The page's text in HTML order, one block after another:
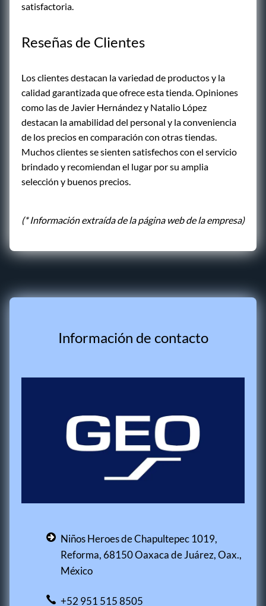
satisfactoria.
Reseñas de Clientes
Los clientes destacan la variedad de productos y la
calidad garantizada que ofrece esta tienda. Opiniones
como las de Javier Hernández y Natalio López
destacan la amabilidad del personal y la conveniencia
de los precios en comparación con otras tiendas.
Muchos clientes se sienten satisfechos con el servicio
brindado y recomiendan el lugar por su amplia
selección y buenos precios.
(* Información extraída de la página web de la empresa)
Información de contacto
Niños Heroes de Chapultepec 1019,
Reforma, 68150 Oaxaca de Juárez, Oax.,
México
+52 951 515 8505